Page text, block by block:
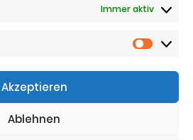
Immer aktiv
Akzeptieren
Ablehnen
+43 (0)664 4221383
+43 (0)650 5836683
office@jj-immo.at